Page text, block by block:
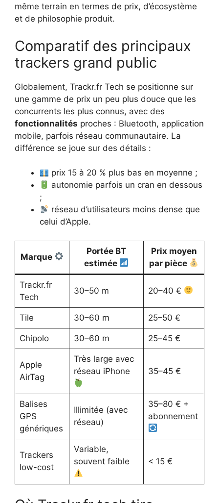
même terrain en termes de prix, d’écosystème
et de philosophie produit.
Comparatif des principaux
trackers grand public
Globalement, Trackr.fr Tech se positionne sur
une gamme de prix un peu plus douce que les
concurrents les plus connus, avec des
fonctionnalités proches : Bluetooth, application
mobile, parfois réseau communautaire. La
différence se joue sur des détails :
prix 15 à 20 % plus bas en moyenne ;
autonomie parfois un cran en dessous
;
réseau d’utilisateurs moins dense que
celui d’Apple.
Marque
Portée BT
estimée
Prix moyen
par pièce
Trackr.fr
Tech
30–50 m 20–40 €
Tile 30–60 m 25–50 €
Chipolo 30–60 m 25–45 €
Apple
AirTag
Très large avec
réseau iPhone
35–45 €
Balises
GPS
génériques
Illimitée (avec
réseau)
35–80 € +
abonnement
Trackers
low-cost
Variable,
souvent faible
< 15 €